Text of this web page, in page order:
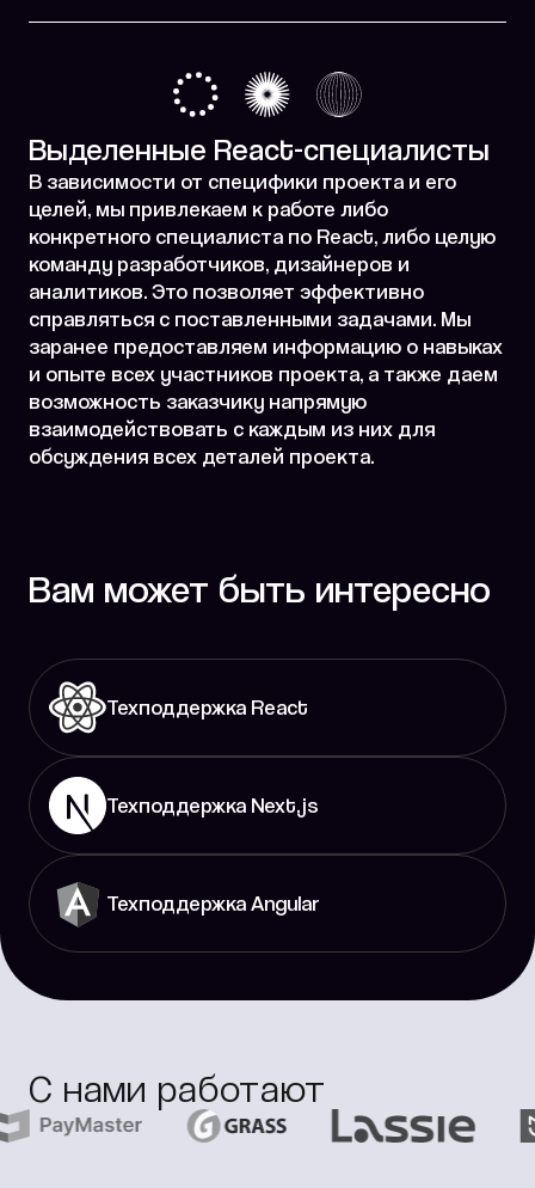
Выделенные React-специалисты
В зависимости от специфики проекта и его
целей, мы привлекаем к работе либо
конкретного специалиста по React, либо целую
команду разработчиков, дизайнеров и
аналитиков. Это позволяет эффективно
справляться с поставленными задачами. Мы
заранее предоставляем информацию о навыках
и опыте всех участников проекта, а также даем
возможность заказчику напрямую
взаимодействовать с каждым из них для
обсуждения всех деталей проекта.
Вам может быть интересно
Техподдержка React
Техподдержка Next.js
Техподдержка Angular
С нами работают